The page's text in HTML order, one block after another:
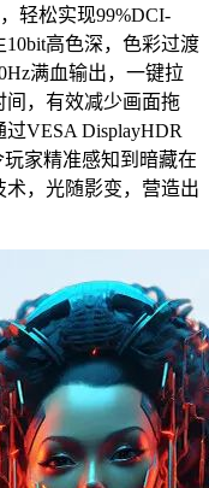
轻松实现99%DCI-
10bit高色深，色彩过渡
满血输出，一键拉
间，有效减少画面拖
VESA DisplayHDR
玩家精准感知到暗藏在
术，光随影变，营造出